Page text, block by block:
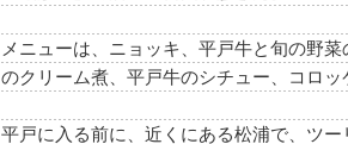
メニューは、ニョッキ、平戸牛と旬の野
のクリーム煮、平戸牛のシチュー、コロッ
平戸に入る前に、近くにある松浦で、ツ